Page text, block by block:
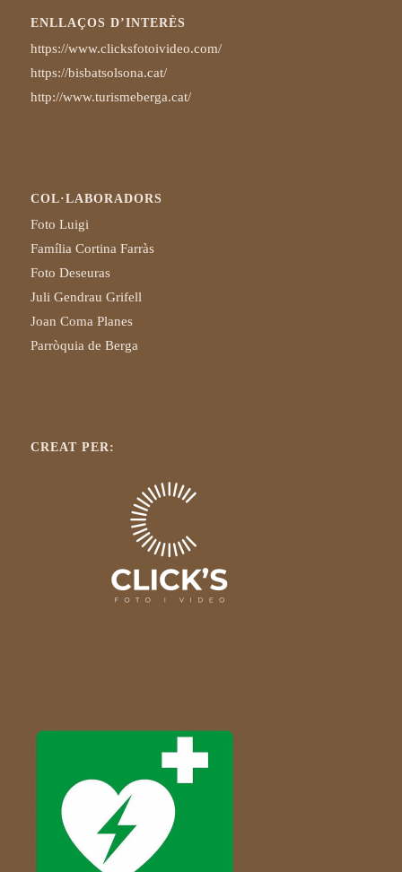
ENLLAÇOS D’INTERÈS
https://www.clicksfotoivideo.com/
https://bisbatsolsona.cat/
http://www.turismeberga.cat/
COL·LABORADORS
Foto Luigi
Família Cortina Farràs
Foto Deseuras
Juli Gendrau Grifell
Joan Coma Planes
Parròquia de Berga
CREAT PER: